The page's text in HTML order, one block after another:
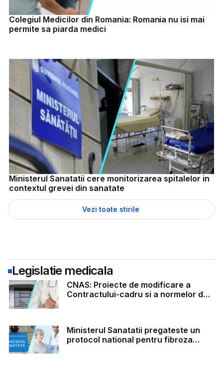
Colegiul Medicilor din Romania: Romania nu isi mai
permite sa piarda medici
Ministerul Sanatatii cere monitorizarea spitalelor in
contextul grevei din sanatate
Vezi toate stirile
Legislatie medicala
CNAS: Proiecte de modificare a
Contractului-cadru si a normelor de
Ministerul Sanatatii pregateste un
protocol national pentru fibroza